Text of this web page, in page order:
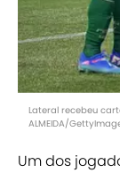
Lateral recebeu
ALMEIDA/
Um dos